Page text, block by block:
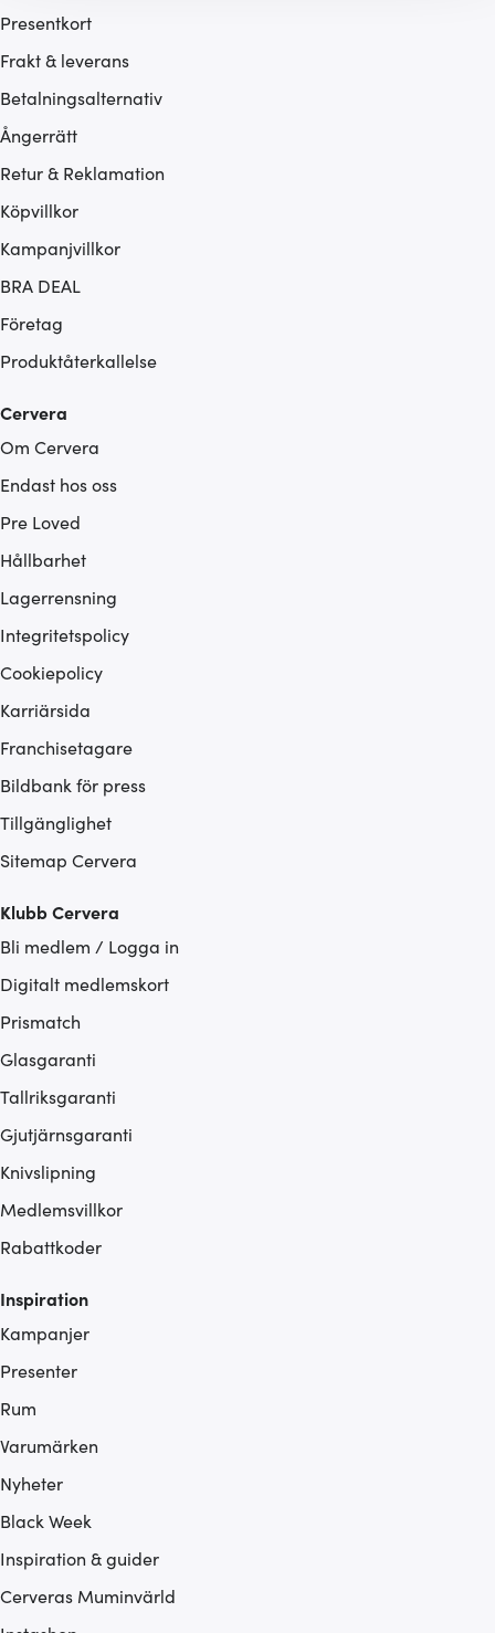
hemsidan ännu bättre. Du bestämmer själv vilka cookies
Presentkort
Frakt & leverans
Betalningsalternativ
Ångerrätt
Retur & Reklamation
Köpvillkor
Kampanjvillkor
BRA DEAL
Företag
Produktåterkallelse
Cervera
Om Cervera
Endast hos oss
Pre Loved
Hållbarhet
Lagerrensning
Integritetspolicy
Cookiepolicy
Karriärsida
Franchisetagare
Bildbank för press
Tillgänglighet
Sitemap Cervera
Klubb Cervera
Bli medlem / Logga in
Digitalt medlemskort
Prismatch
Glasgaranti
Tallriksgaranti
Gjutjärnsgaranti
Knivslipning
Medlemsvillkor
Rabattkoder
Inspiration
Kampanjer
Presenter
Rum
Varumärken
Nyheter
Black Week
Inspiration & guider
Cerveras Muminvärld